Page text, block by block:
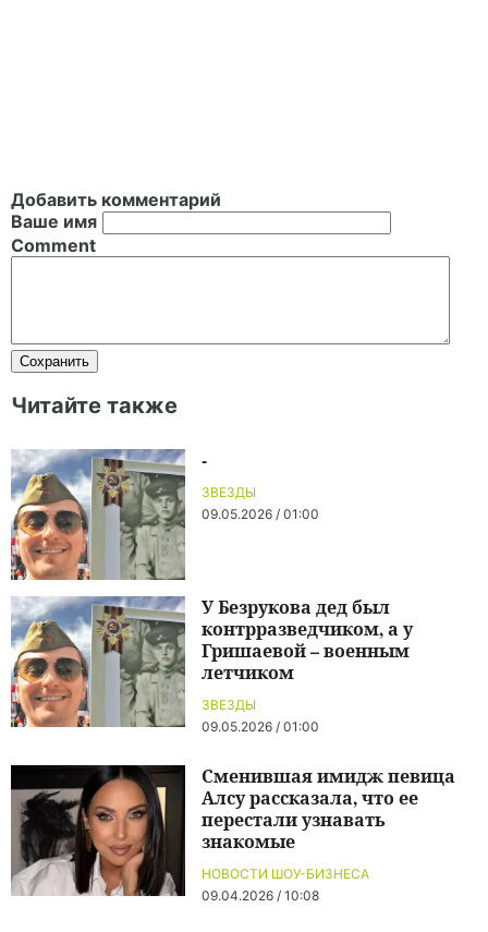
Добавить комментарий
Ваше имя
Comment
Читайте также
ЗВЕЗДЫ
09.05.2026 / 01:00
-
ЗВЕЗДЫ
09.05.2026 / 01:00
У Безрукова дед был
контрразведчиком, а у
Гришаевой – военным
летчиком
НОВОСТИ ШОУ-БИЗНЕСА
09.04.2026 / 10:08
Сменившая имидж певица
Алсу рассказала, что ее
перестали узнавать
знакомые